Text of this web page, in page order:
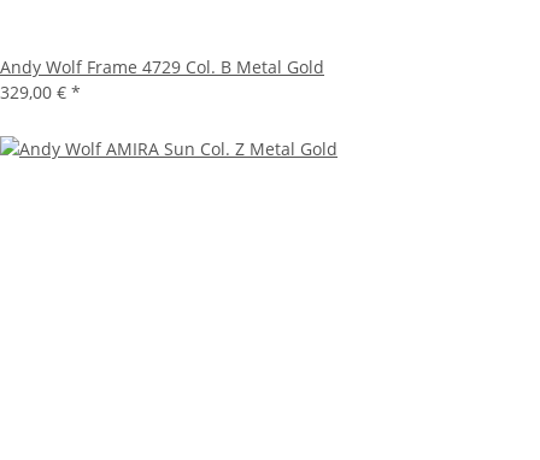
Andy Wolf Frame 4729 Col. B Metal Gold
329,00 € *